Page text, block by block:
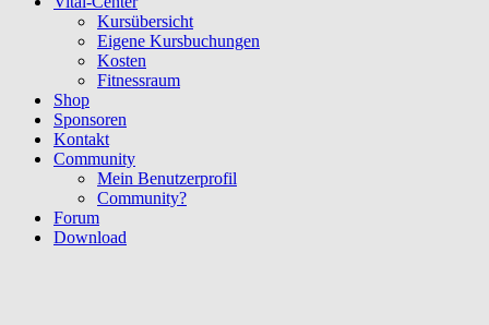
Kursübersicht
Eigene Kursbuchungen
Kosten
Fitnessraum
Shop
Sponsoren
Kontakt
Community
Mein Benutzerprofil
Community?
Forum
Download